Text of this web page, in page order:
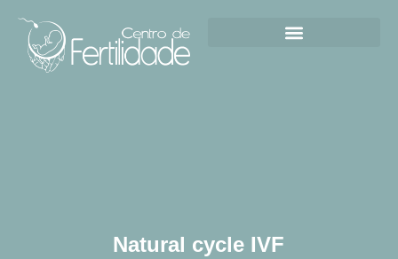
Natural cycle IVF